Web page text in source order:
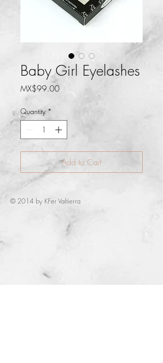
Baby Girl Eyelashes
MX$99.00Price
Quantity *
Add to Cart
© 2014 by KFer Valtierra